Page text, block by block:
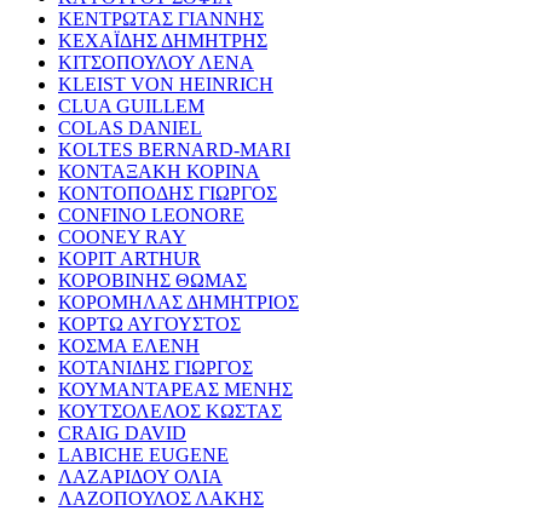
ΚΕΝΤΡΩΤΑΣ ΓΙΑΝΝΗΣ
ΚΕΧΑΪΔΗΣ ΔΗΜΗΤΡΗΣ
ΚΙΤΣΟΠΟΥΛΟΥ ΛΕΝΑ
KLEIST VON HEINRICH
CLUA GUILLEM
COLAS DANIEL
KOLTES BERNARD-MARI
ΚΟΝΤΑΞΑΚΗ ΚΟΡΙΝΑ
ΚΟΝΤΟΠΟΔΗΣ ΓΙΩΡΓΟΣ
CONFINO LEONORE
COONEY RAY
KOPIT ARTHUR
ΚΟΡΟΒΙΝΗΣ ΘΩΜΑΣ
ΚΟΡΟΜΗΛΑΣ ΔΗΜΗΤΡΙΟΣ
ΚΟΡΤΩ ΑΥΓΟΥΣΤΟΣ
ΚΟΣΜΑ ΕΛΕΝΗ
ΚΟΤΑΝΙΔΗΣ ΓΙΩΡΓΟΣ
ΚΟΥΜΑΝΤΑΡΕΑΣ ΜΕΝΗΣ
ΚΟΥΤΣΟΛΕΛΟΣ ΚΩΣΤΑΣ
CRAIG DAVID
LABICHE EUGENE
ΛΑΖΑΡΙΔΟΥ ΟΛΙΑ
ΛΑΖΟΠΟΥΛΟΣ ΛΑΚΗΣ